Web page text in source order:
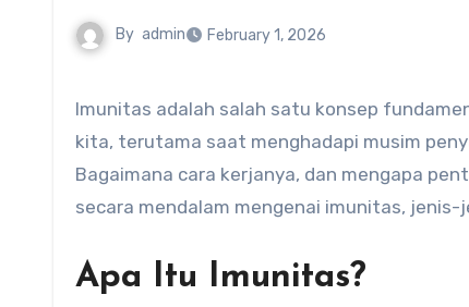
By admin February 1, 2026
Imunitas adalah salah satu konsep fundamental dalam dunia kesehatan yang seringkali menjadi perhatian
kita, terutama saat menghadapi musim
Bagaimana cara kerjanya, dan mengapa
secara mendalam mengenai imunitas,
Apa Itu Imunitas?